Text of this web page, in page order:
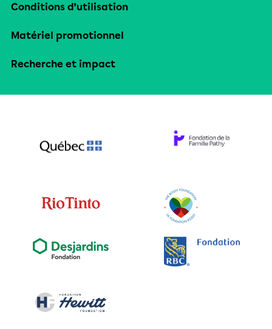
Conditions d’utilisation
Matériel promotionnel
Recherche et impact